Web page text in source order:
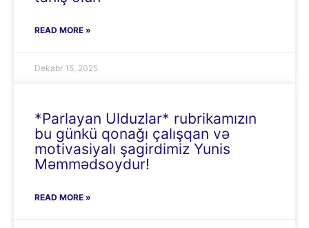
READ MORE »
Dekabr 15, 2025
*Parlayan Ulduzlar* rubrikamızın
bu günkü qonağı çalışqan və
motivasiyalı şagirdimiz Yunis
Məmmədsoydur!
READ MORE »